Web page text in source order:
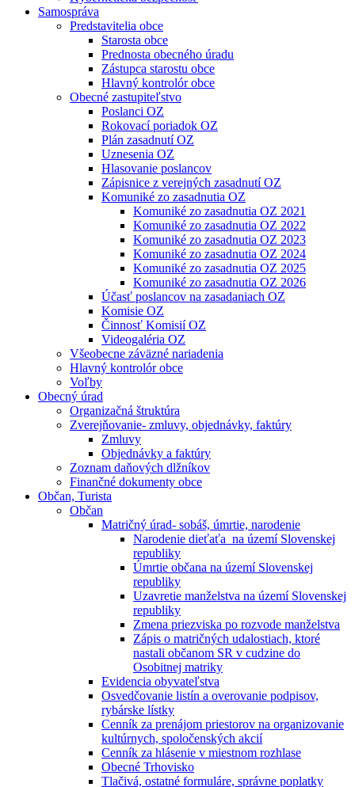
Samospráva
Predstavitelia obce
Starosta obce
Prednosta obecného úradu
Zástupca starostu obce
Hlavný kontrolór obce
Obecné zastupiteľstvo
Poslanci OZ
Rokovací poriadok OZ
Plán zasadnutí OZ
Uznesenia OZ
Hlasovanie poslancov
Zápisnice z verejných zasadnutí OZ
Komuniké zo zasadnutia OZ
Komuniké zo zasadnutia OZ 2021
Komuniké zo zasadnutia OZ 2022
Komuniké zo zasadnutia OZ 2023
Komuniké zo zasadnutia OZ 2024
Komuniké zo zasadnutia OZ 2025
Komuniké zo zasadnutia OZ 2026
Účasť poslancov na zasadaniach OZ
Komisie OZ
Činnosť Komisií OZ
Videogaléria OZ
Všeobecne záväzné nariadenia
Hlavný kontrolór obce
Voľby
Obecný úrad
Organizačná štruktúra
Zverejňovanie- zmluvy, objednávky, faktúry
Zmluvy
Objednávky a faktúry
Zoznam daňových dlžníkov
Finančné dokumenty obce
Občan, Turista
Občan
Matričný úrad- sobáš, úmrtie, narodenie
Narodenie dieťaťa na území Slovenskej
republiky
Úmrtie občana na území Slovenskej
republiky
Uzavretie manželstva na území Slovenskej
republiky
Zmena priezviska po rozvode manželstva
Zápis o matričných udalostiach, ktoré
nastali občanom SR v cudzine do
Osobitnej matriky
Evidencia obyvateľstva
Osvedčovanie listín a overovanie podpisov,
rybárske lístky
Cenník za prenájom priestorov na organizovanie
kultúrnych, spoločenských akcií
Cenník za hlásenie v miestnom rozhlase
Obecné Trhovisko
Tlačivá, ostatné formuláre, správne poplatky